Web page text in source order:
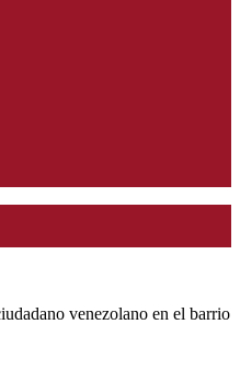
venezolano en el barrio